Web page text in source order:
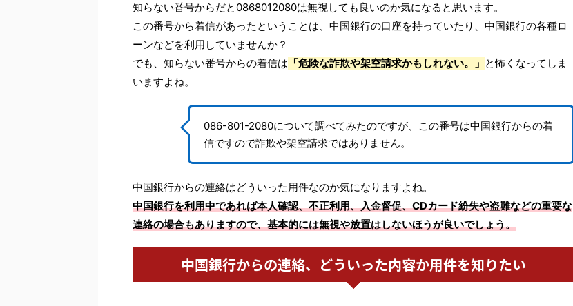
知らない番号からだと0868012080は無視しても良いのか気になると思います。
この番号から着信があったということは、中国銀行の口座を持っていたり、中国銀行の各種ロ
ーンなどを利用していませんか？
でも、知らない番号からの着信は 「危険な詐欺や架空請求かもしれない。」 と怖くなってしま
いますよね。
086-801-2080について調べてみたのですが、この番号は中国銀行からの着
信ですので詐欺や架空請求ではありません。
中国銀行からの連絡はどういった用件なのか気になりますよね。
中国銀行を利用中であれば本人確認、不正利用、入金督促、CDカード紛失や盗難などの重要な
連絡の場合もありますので、基本的には無視や放置はしないほうが良いでしょう。
中国銀行からの連絡、どういった内容か用件を知りたい